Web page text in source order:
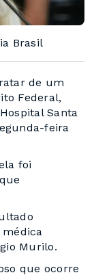
Brasil
de um
Federal,
Santa
feira
foi
Murilo.
que ocorre